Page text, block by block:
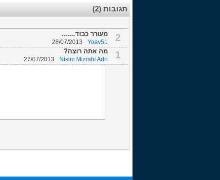
תגובות (2)
2 מעורר כבוד.......
Yoav51
28/07/2013
1 מה אתה רוצה?
Nisim Mizrahi Adri
27/07/2013